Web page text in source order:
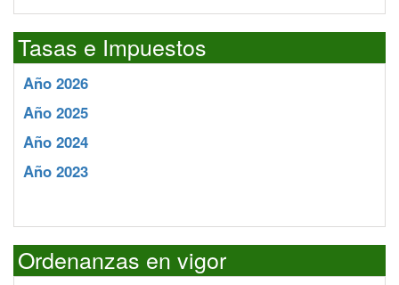
Tasas e Impuestos
Año 2026
Año 2025
Año 2024
Año 2023
Ordenanzas en vigor